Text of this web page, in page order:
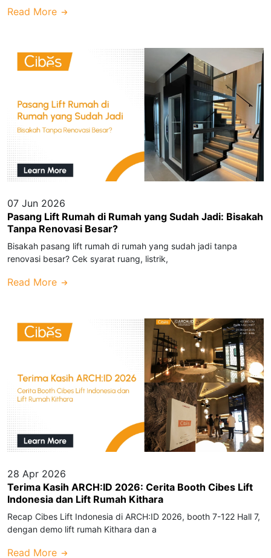
Read More
07 Jun 2026
Pasang Lift Rumah di Rumah yang Sudah Jadi: Bisakah
Tanpa Renovasi Besar?
Bisakah pasang lift rumah di rumah yang sudah jadi tanpa
renovasi besar? Cek syarat ruang, listrik,
Read More
28 Apr 2026
Terima Kasih ARCH:ID 2026: Cerita Booth Cibes Lift
Indonesia dan Lift Rumah Kithara
Recap Cibes Lift Indonesia di ARCH:ID 2026, booth 7-122 Hall 7,
dengan demo lift rumah Kithara dan a
Read More